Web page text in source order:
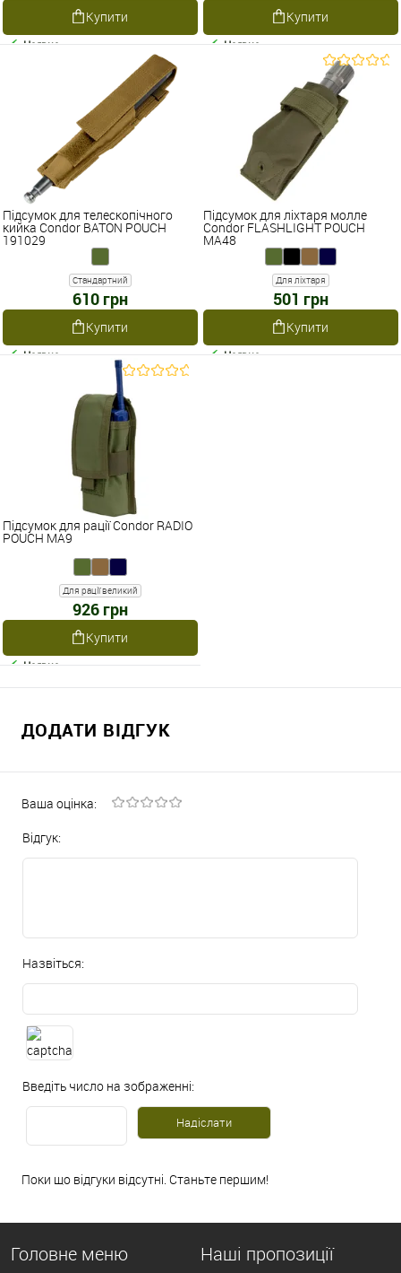
Купити
Наявне
Купити
Наявне
Підсумок для телескопічного
кийка Condor BATON POUCH
191029
Стандартний
610 грн
Купити
Наявне
Підсумок для ліхтаря молле
Condor FLASHLIGHT POUCH
MA48
Для ліхтаря
501 грн
Купити
Наявне
Підсумок для рації Condor RADIO
POUCH MA9
Для рації великий
926 грн
Купити
Наявне
ДОДАТИ ВІДГУК
Ваша оцінка:
Відгук:
Назвіться:
Введіть число на зображенні:
Поки що відгуки відсутні. Станьте першим!
Головне меню Наші пропозиції